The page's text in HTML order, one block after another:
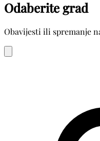
Odaberite grad
Obavijesti ili spremanje